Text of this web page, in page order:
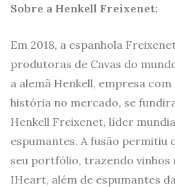
Sobre a Henkell Freixenet:
Em 2018, a espanhola
produtoras de Cavas do
a alemã Henkell, empresa com
história no mercado, se
Henkell Freixenet, líder
espumantes. A fusão permitiu
seu portfólio, trazendo vinhos
IHeart, além de espumantes